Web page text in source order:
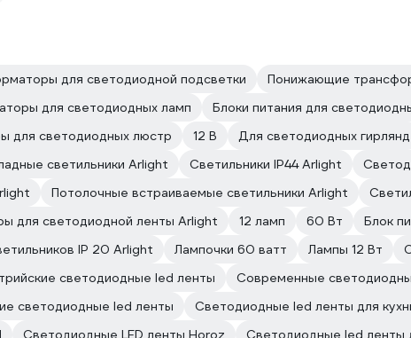
для светодиодной подсветки
Понижающие
для светодиодных ламп
Блоки питания для
для светодиодных люстр 12 В
Для светодиодных гирлянд
светильники Arlight Светильники IP44 Arlight
Потолочные встраиваемые светильники Arlight
для светодиодной ленты Arlight 12 ламп 60 Вт
Блок
IP 20 Arlight
Лампочки 60 ватт Лампы 12 Вт
светодиодные led ленты
Современные
светодиодные led ленты
Светодиодные led ленты для
Светодиодные LED ленты Horoz Светодиодные led ленты